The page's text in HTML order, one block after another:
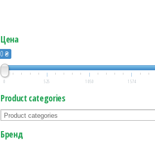
Цена
0 ₴
0 525 1 050 1 574
Product categories
Бренд